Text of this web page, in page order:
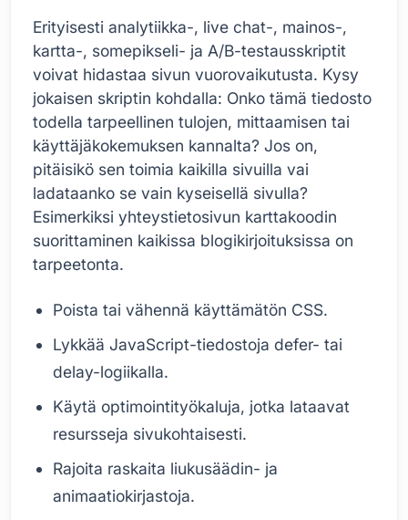
Erityisesti analytiikka-, live chat-, mainos-,
kartta-, somepikseli- ja A/B-testausskriptit
voivat hidastaa sivun vuorovaikutusta. Kysy
jokaisen skriptin kohdalla: Onko tämä tiedosto
todella tarpeellinen tulojen, mittaamisen tai
käyttäjäkokemuksen kannalta? Jos on,
pitäisikö sen toimia kaikilla sivuilla vai
ladataanko se vain kyseisellä sivulla?
Esimerkiksi yhteystietosivun karttakoodin
suorittaminen kaikissa blogikirjoituksissa on
tarpeetonta.
Poista tai vähennä käyttämätön CSS.
Lykkää JavaScript-tiedostoja defer- tai
delay-logiikalla.
Käytä optimointityökaluja, jotka lataavat
resursseja sivukohtaisesti.
Rajoita raskaita liukusäädin- ja
animaatiokirjastoja.